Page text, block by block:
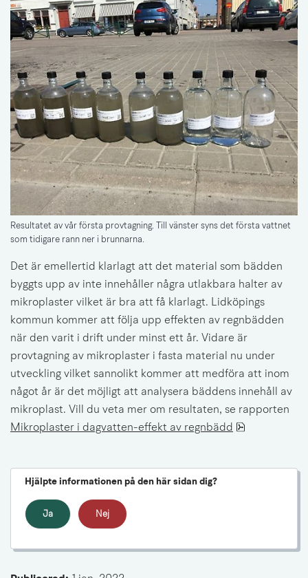
Resultatet av vår första provtagning. Till vänster syns det första vattnet
som tidigare rann ner i brunnarna.
Det är emellertid klarlagt att det material som bädden
byggts upp av inte innehåller några utlakbara halter av
mikroplaster vilket är bra att få klarlagt. Lidköpings
kommun kommer att följa upp effekten av regnbädden
när den varit i drift under minst ett år. Vidare är
provtagning av mikroplaster i fasta material nu under
utveckling vilket sannolikt kommer att medföra att inom
något år är det möjligt att analysera bäddens innehåll av
Mikroplaster i dagvatten-effekt av regnbädd
Hjälpte informationen på den här sidan dig?
Ja Nej